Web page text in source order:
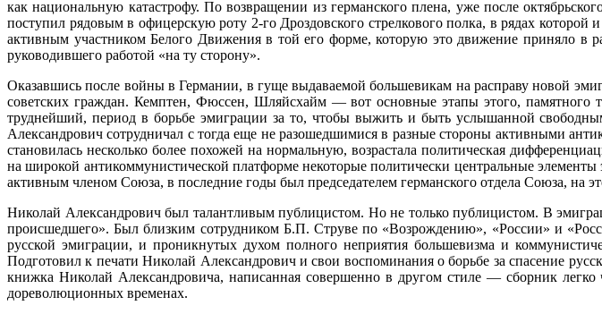
как национальную катастрофу. По возвращении из германского плена, уже после
поступил рядовым в офицерскую роту 2-го Дроздовского стрелкового полка, в рядах
активным участником Белого Движения в той его форме, которую это движение приняло
руководившего работой «на ту сторону».
Оказавшись после войны в Германии, в гуще выдаваемой большевикам на расправу новой
советских граждан. Кемптен, Фюссен, Шляйсхайм — вот основные этапы этого, памятного
труднейший, период в борьбе эмиграции за то, чтобы выжить и быть услышанной
Александрович сотрудничал с тогда еще не разошедшимися в разные стороны активными
становилась несколько более похожей на нормальную, возрастала политическая
на широкой антикоммунистической платформе некоторые политически центральные
активным членом Союза, в последние годы был председателем германского отдела Союза, на
Николай Александрович был талантливым публицистом. Но не только публицистом. В
происшедшего». Был близким сотрудником Б.П. Струве по «Возрождению», «России» и
русской эмиграции, и проникнутых духом полного неприятия большевизма и
Подготовил к печати Николай Александрович и свои воспоминания о борьбе за спасение
книжка Николай Александровича, написанная совершенно в другом стиле — сборник
дореволюционных временах.